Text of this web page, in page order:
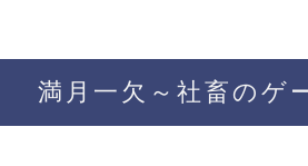
満月一欠～社畜のゲ